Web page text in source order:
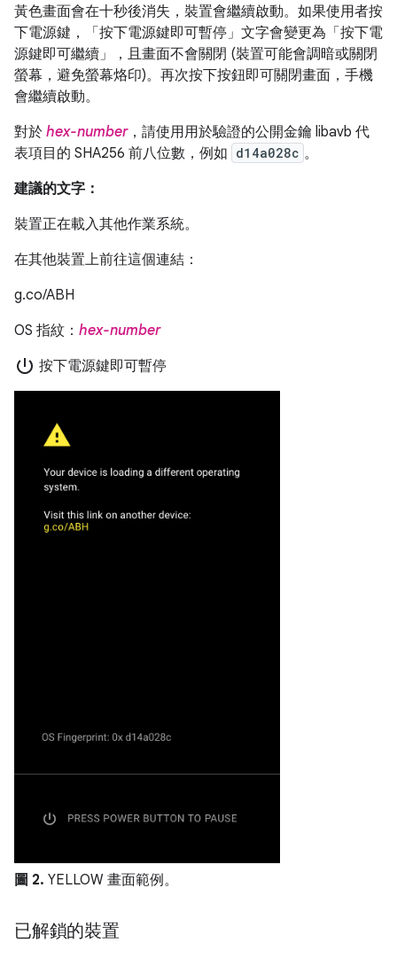
黃色畫面會在十秒後消失，裝置會繼續啟動。如果使用者按
下電源鍵，「按下電源鍵即可暫停」文字會變更為「按下電
源鍵即可繼續」，且畫面不會關閉 (裝置可能會調暗或關閉
螢幕，避免螢幕烙印)。再次按下按鈕即可關閉畫面，手機
會繼續啟動。
對於 hex-number，請使用用於驗證的公開金鑰 libavb 代
表項目的 SHA256 前八位數，例如 d14a028c 。
建議的文字：
裝置正在載入其他作業系統。
在其他裝置上前往這個連結：
g.co/ABH
OS 指紋： hex-number
power_settings_new 按下電源鍵即可暫停
圖 2. YELLOW 畫面範例。
已解鎖的裝置